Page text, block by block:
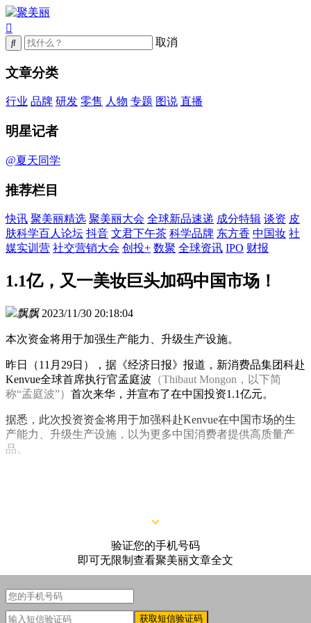
取消
文章分类
行业 品牌 研发 零售 人物 专题 图说 直播
明星记者
@夏天同学
推荐栏目
快讯 聚美丽精选 聚美丽大会 全球新品速递 成分特辑 谈资 皮
肤科学百人论坛 抖音 文君下午茶 科学品牌 东方香 中国妆 社
媒实训营 社交营销大会 创投+ 数聚 全球资讯 IPO 财报
1.1亿，又一美妆巨头加码中国市场！
飘飘 2023/11/30 20:18:04
本次资金将用于加强生产能力、升级生产设施。
昨日（11月29日），据《经济日报》报道，新消费品集团科赴
Kenvue全球首席执行官孟庭波 （Thibaut Mongon，以下简
称“孟庭波”） 首次来华，并宣布了在中国投资1.1亿元。
据悉，此次投资资金将用于加强科赴Kenvue在中国市场的生
产能力、升级生产设施，以为更多中国消费者提供高质量产
品。
验证您的手机号码
即可无限制查看聚美丽文章全文
获取短信验证码